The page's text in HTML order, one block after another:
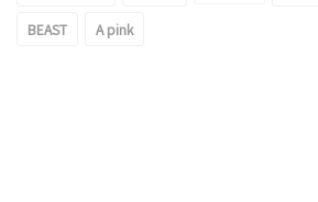
BEAST A pink